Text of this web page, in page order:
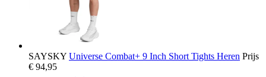
SAYSKY Universe Combat+ 9 Inch Short Tights Heren Prijs
€ 94,95